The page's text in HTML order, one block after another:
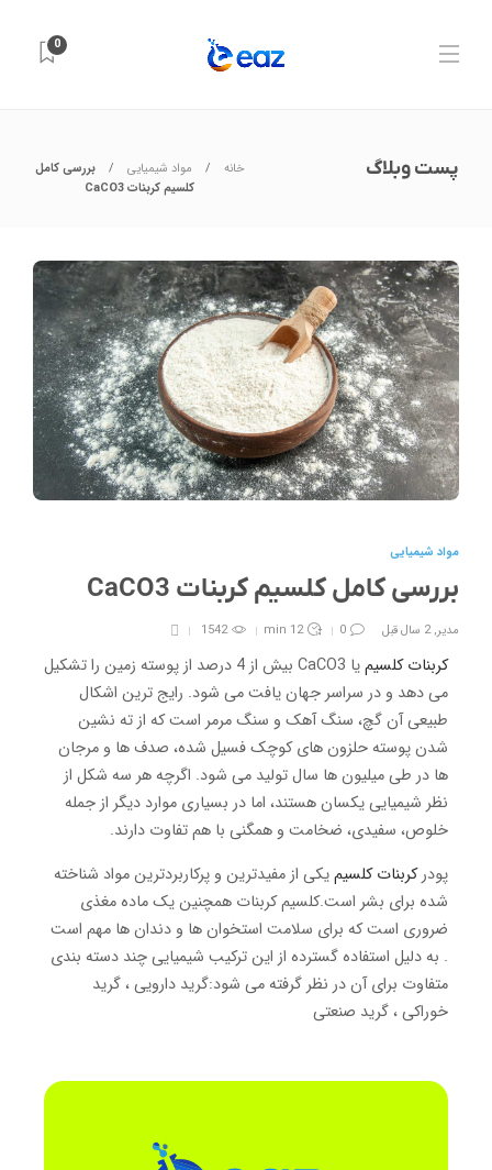
0
پست وبلاگ خانه مواد شیمیایی
بررسی کامل
کلسیم کربنات CaCO3
مواد شیمیایی
بررسی کامل کلسیم کربنات CaCO3
مدیر,2 سال قبل 0
12 min
1542
کربنات کلسیم
یا CaCO3 بیش از 4 درصد از پوسته زمین را تشکیل
می دهد و در سراسر جهان یافت می شود. رایج ترین اشکال
طبیعی آن گچ، سنگ آهک و سنگ مرمر است که از ته نشین
شدن پوسته حلزون های کوچک فسیل شده، صدف ها و مرجان
ها در طی میلیون ها سال تولید می شود. اگرچه هر سه شکل از
نظر شیمیایی یکسان هستند، اما در بسیاری موارد دیگر از جمله
خلوص، سفیدی، ضخامت و همگنی با هم تفاوت دارند.
پودرکربنات کلسیمیکی از مفیدترین و پرکاربردترین مواد شناخته
شده برای بشر است.کلسیم کربنات همچنین یک ماده مغذی
ضروری است که برای سلامت استخوان ها و دندان ها مهم است
. به دلیل استفاده گسترده از این ترکیب شیمیایی چند دسته بندی
متفاوت برای آن در نظر گرفته می شود:گرید دارویی ، گرید
خوراکی ، گرید صنعتی